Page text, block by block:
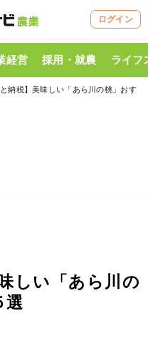
ログイン
経営 採用・就農 ライフ
納税】美味しい「あら川の桃」おす
しい「あら川の
選